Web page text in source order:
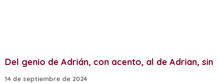
Del genio de Adrián, con acento, al de Adrian, sin
14 de septiembre de 2024